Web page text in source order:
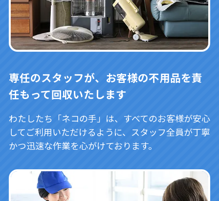
専任のスタッフが、お客様の不用品を責
任もって回収いたします
わたしたち「ネコの手」は、すべてのお客様が安心
してご利用いただけるように、スタッフ全員が丁寧
かつ迅速な作業を心がけております。